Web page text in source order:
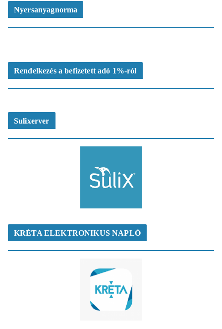
Nyersanyagnorma
Rendelkezés a befizetett adó 1%-ról
Sulixerver
KRÉTA ELEKTRONIKUS NAPLÓ